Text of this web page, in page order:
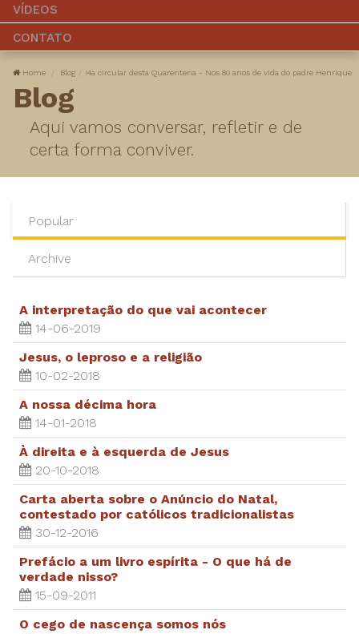
VÍDEOS
CONTATO
Home Blog !4a circular desta Quarentena - Nos 80 anos de vida do padre Henrique
Blog
Aqui vamos conversar, refletir e de
certa forma conviver.
Popular
Archive
A interpretação do que vai acontecer
14-06-2019
Jesus, o leproso e a religião
10-02-2018
A nossa décima hora
14-01-2018
À direita e à esquerda de Jesus
20-10-2018
Carta aberta sobre o Anúncio do Natal,
contestado por católicos tradicionalistas
30-12-2016
Prefácio a um livro espírita - O que há de
verdade nisso?
15-09-2011
O cego de nascença somos nós